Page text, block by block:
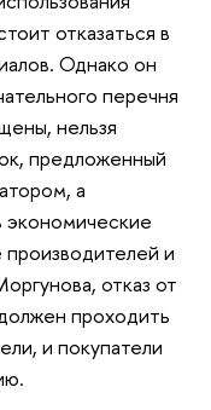
отказаться в
Однако он
перечня
нельзя
предложенный
а
экономические
и
отказ от
проходить
и покупатели